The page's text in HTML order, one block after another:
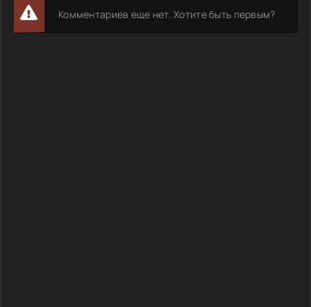
Комментариев еще нет. Хотите быть первым?